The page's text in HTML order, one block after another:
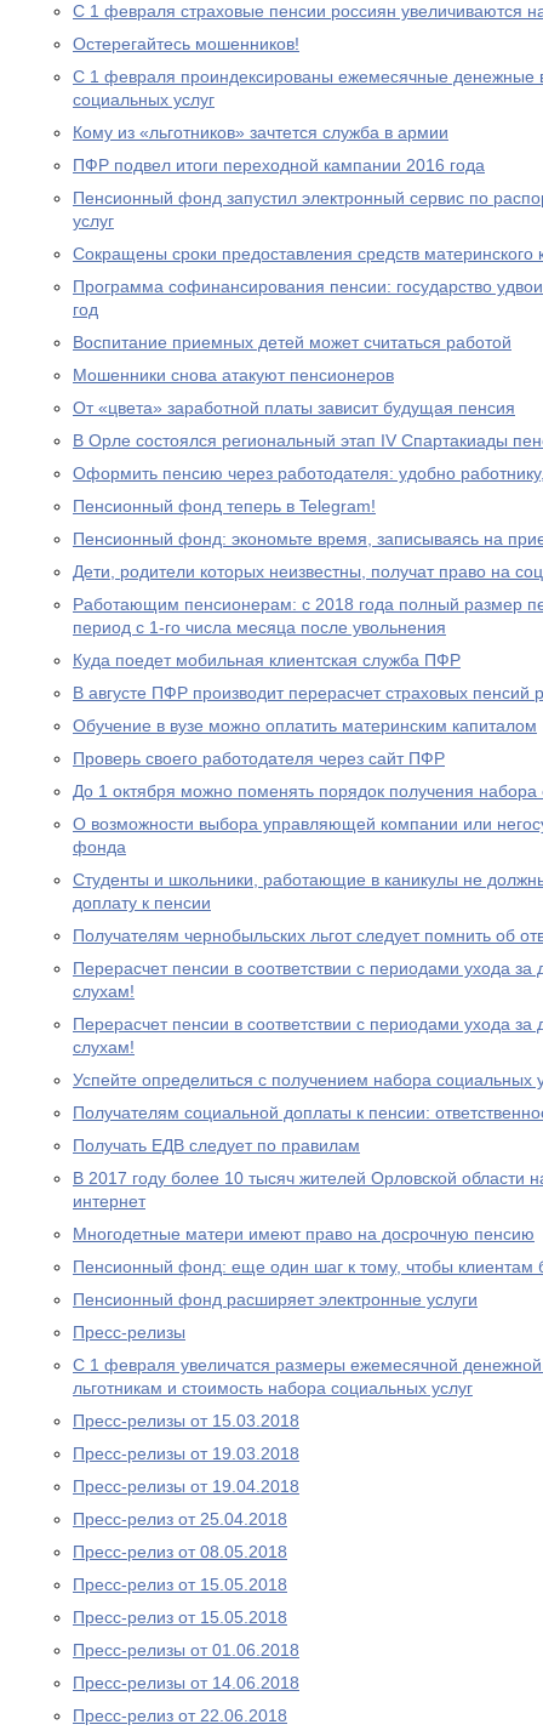
С 1 февраля страховые пенсии россиян увеличиваются
Остерегайтесь мошенников!
С 1 февраля проиндексированы ежемесячные денежные
социальных услуг
Кому из «льготников» зачтется служба в армии
ПФР подвел итоги переходной кампании 2016 года
Пенсионный фонд запустил электронный сервис по
услуг
Сокращены сроки предоставления средств материнского
Программа софинансирования пенсии: государство
год
Воспитание приемных детей может считаться работой
Мошенники снова атакуют пенсионеров
От «цвета» заработной платы зависит будущая пенсия
В Орле состоялся региональный этап IV Спартакиады
Оформить пенсию через работодателя: удобно
Пенсионный фонд теперь в Telegram!
Пенсионный фонд: экономьте время, записываясь на
Дети, родители которых неизвестны, получат право на
Работающим пенсионерам: с 2018 года полный размер
период с 1-го числа месяца после увольнения
Куда поедет мобильная клиентская служба ПФР
В августе ПФР производит перерасчет страховых
Обучение в вузе можно оплатить материнским капиталом
Проверь своего работодателя через сайт ПФР
До 1 октября можно поменять порядок получения набора
О возможности выбора управляющей компании или
фонда
Студенты и школьники, работающие в каникулы не
доплату к пенсии
Получателям чернобыльских льгот следует помнить об
Перерасчет пенсии в соответствии с периодами ухода за
слухам!
Перерасчет пенсии в соответствии с периодами ухода за
слухам!
Успейте определиться с получением набора социальных
Получателям социальной доплаты к пенсии:
Получать ЕДВ следует по правилам
В 2017 году более 10 тысяч жителей Орловской области
интернет
Многодетные матери имеют право на досрочную пенсию
Пенсионный фонд: еще один шаг к тому, чтобы клиентам
Пенсионный фонд расширяет электронные услуги
Пресс-релизы
С 1 февраля увеличатся размеры ежемесячной
льготникам и стоимость набора социальных услуг
Пресс-релизы от 15.03.2018
Пресс-релизы от 19.03.2018
Пресс-релизы от 19.04.2018
Пресс-релиз от 25.04.2018
Пресс-релиз от 08.05.2018
Пресс-релиз от 15.05.2018
Пресс-релиз от 15.05.2018
Пресс-релизы от 01.06.2018
Пресс-релизы от 14.06.2018
Пресс-релиз от 22.06.2018